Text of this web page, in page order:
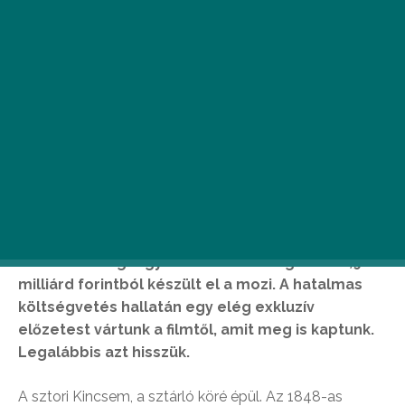
legnagyobb állami támogatást: 2,9
milliárd forintból készült el a mozi. A hatalmas
költségvetés hallatán egy elég exkluzív
előzetest vártunk a filmtől, amit meg is kaptunk.
Legalábbis azt hisszük.
A sztori Kincsem, a sztárló köré épül. Az 1848-as